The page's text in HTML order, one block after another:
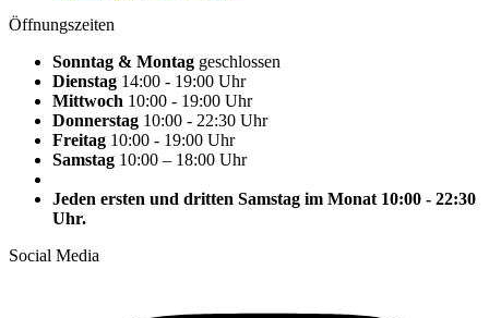
Öffnungszeiten
Sonntag & Montag geschlossen
Dienstag 14:00 - 19:00 Uhr
Mittwoch 10:00 - 19:00 Uhr
Donnerstag 10:00 - 22:30 Uhr
Freitag 10:00 - 19:00 Uhr
Samstag 10:00 – 18:00 Uhr
Jeden ersten und dritten Samstag im Monat 10:00 - 22:30
Uhr.
Social Media